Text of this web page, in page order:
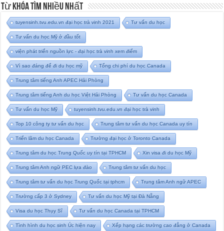
Từ Khóa Tìm Nhiều Nhất
tuyensinh.tvu.edu.vn đại học trà vinh 2021 Tư vấn du học
Tư vấn du học Mỹ ở đầu tốt
viện phát triển nguồn lực - đại học trà vinh xem điểm
Vì sao đáng để đi du học mỹ Tổng chi phí du học Canada
Trung tâm tiếng Anh APEC Hải Phòng
Trung tâm tiếng Anh du học Việt Hải Phòng Tư vấn du học Canada
Tư vấn du học Mỹ tuyensinh.tvu.edu.vn đại học trà vinh
Top 10 công ty tư vấn du học Trung tâm tư vấn du học Canada uy tín
Triển lãm du học Canada Trường đại học ở Toronto Canada
Trung tâm du học Trung Quốc uy tín tại TPHCM Xin visa đi du học Mỹ
Trung tâm Anh ngữ PEC lựa đào Trung tâm tư vấn du học
Trung tâm tư vấn du học Trung Quốc tại tphcm Trung tâm Anh ngữ APEC
Trường cấp 3 ở Sydney Tư vấn du học Mỹ tại Đà Nẵng
Visa du học Thụy Sĩ Tư vấn du học Canada tại TPHCM
Tình hình du học sinh Úc hiện nay Xếp hạng các trường cao đẳng ở Canada